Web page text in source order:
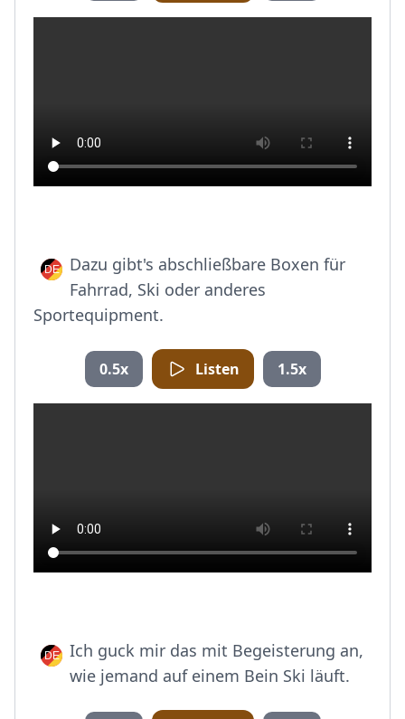
Dazu gibt's abschließbare Boxen für
Fahrrad, Ski oder anderes
Sportequipment.
0.5x Listen 1.5x
Ich guck mir das mit Begeisterung an,
wie jemand auf einem Bein Ski läuft.